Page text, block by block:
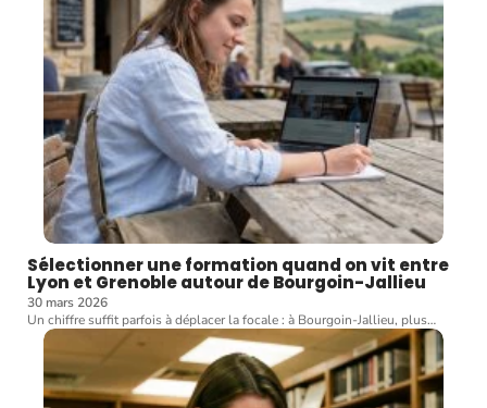
Sélectionner une formation quand on vit entre
Lyon et Grenoble autour de Bourgoin-Jallieu
30 mars 2026
Un chiffre suffit parfois à déplacer la focale : à Bourgoin-Jallieu, plus…